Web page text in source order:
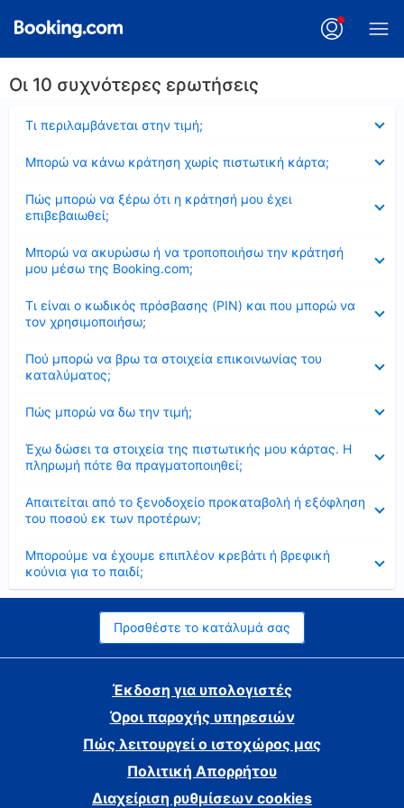
Οι 10 συχνότερες ερωτήσεις
Τι περιλαμβάνεται στην τιμή;
Μπορώ να κάνω κράτηση χωρίς πιστωτική κάρτα;
Πώς μπορώ να ξέρω ότι η κράτησή μου έχει
επιβεβαιωθεί;
Μπορώ να ακυρώσω ή να τροποποιήσω την κράτησή
μου μέσω της Booking.com;
Τι είναι ο κωδικός πρόσβασης (PIN) και που μπορώ να
τον χρησιμοποιήσω;
Πού μπορώ να βρω τα στοιχεία επικοινωνίας του
καταλύματος;
Πώς μπορώ να δω την τιμή;
Έχω δώσει τα στοιχεία της πιστωτικής μου κάρτας. Η
πληρωμή πότε θα πραγματοποιηθεί;
Απαιτείται από το ξενοδοχείο προκαταβολή ή εξόφληση
του ποσού εκ των προτέρων;
Μπορούμε να έχουμε επιπλέον κρεβάτι ή βρεφική
κούνια για το παιδί;
Προσθέστε το κατάλυμά σας
Έκδοση για υπολογιστές
Όροι παροχής υπηρεσιών
Πώς λειτουργεί ο ιστοχώρος μας
Πολιτική Απορρήτου
Διαχείριση ρυθμίσεων cookies